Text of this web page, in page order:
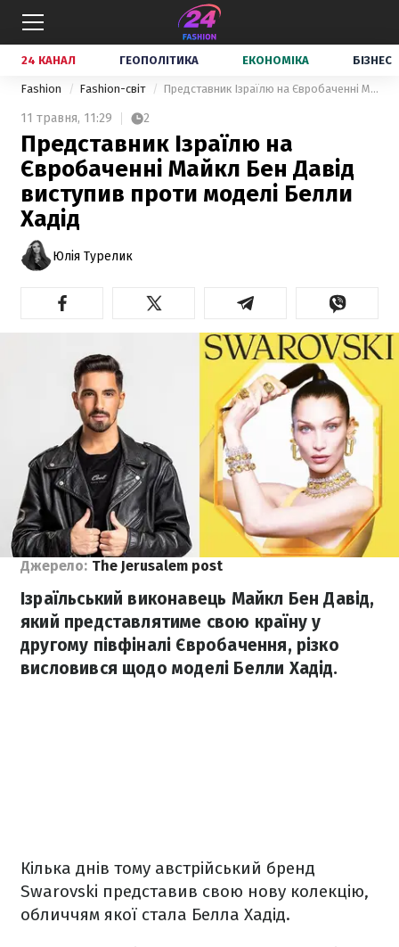
24 КАНАЛ ГЕОПОЛІТИКА ЕКОНОМІКА БІЗНЕС
Fashion Fashion-світ Представник Ізраїлю на Євробаченні Майкл Бен Давід виступив проти моделі Белли Хадід
11 травня, 11:29 2
Представник Ізраїлю на
Євробаченні Майкл Бен Давід
виступив проти моделі Белли
Хадід
Юлія Турелик
Джерело: The Jerusalem post
Ізраїльський виконавець Майкл Бен Давід,
який представлятиме свою країну у
другому півфіналі Євробачення, різко
висловився щодо моделі Белли Хадід.
Кілька днів тому австрійський бренд
Swarovski представив свою нову колекцію,
обличчям якої стала Белла Хадід.